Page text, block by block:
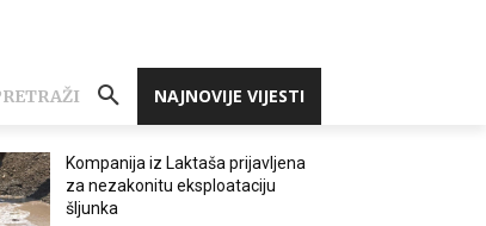
NAJNOVIJE VIJESTI
Kompanija iz Laktaša prijavljena
za nezakonitu eksploataciju
šljunka